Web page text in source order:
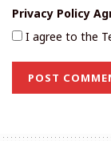
Privacy Policy
I agree to the